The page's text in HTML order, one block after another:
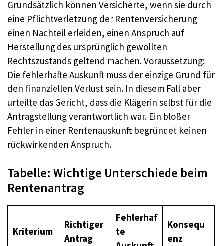
Grundsätzlich können Versicherte, wenn sie durch
eine Pflichtverletzung der Rentenversicherung
einen Nachteil erleiden, einen Anspruch auf
Herstellung des ursprünglich gewollten
Rechtszustands geltend machen. Voraussetzung:
Die fehlerhafte Auskunft muss der einzige Grund für
den finanziellen Verlust sein. In diesem Fall aber
urteilte das Gericht, dass die Klägerin selbst für die
Antragstellung verantwortlich war. Ein bloßer
Fehler in einer Rentenauskunft begründet keinen
rückwirkenden Anspruch.
Tabelle: Wichtige Unterschiede beim
Rentenantrag
Kriterium
Richtiger
Antrag
Fehlerhaf
te
Konsequ
enz